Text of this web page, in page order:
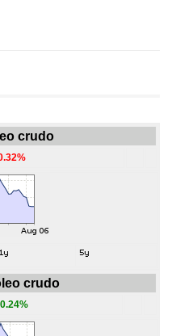
crudo
crudo